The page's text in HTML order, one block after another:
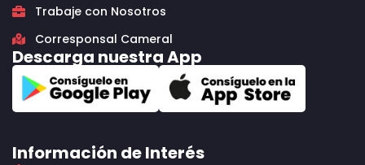
Trabaje con Nosotros
Corresponsal Cameral
Descarga nuestra App
Información de Interés